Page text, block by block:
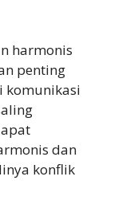
harmonis
penting
komunikasi
dan
konflik